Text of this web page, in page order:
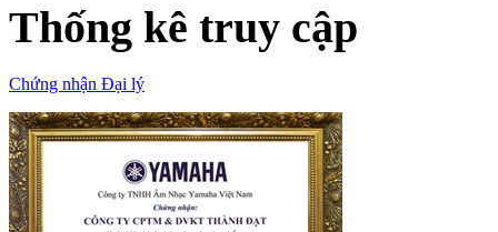
Thống kê truy cập
Chứng nhận Đại lý